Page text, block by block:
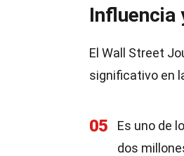
Influencia
El Wall Street
significativo en
05
Es uno de
dos